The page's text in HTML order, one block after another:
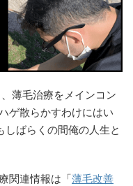
薄毛治療をメインコン
ゲ散らかすわけにはい
ばらくの間俺の人生と
関連情報は「薄毛改善